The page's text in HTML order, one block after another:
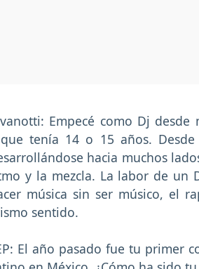
Empecé como Dj
tenía 14 o 15 años.
hacia muchos
y la mezcla. La labor de un
música sin ser músico, el
sentido.
El año pasado fue tu primer